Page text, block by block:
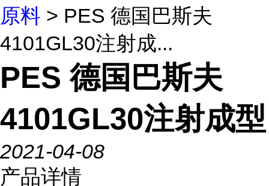
原料 > PES 德国巴斯夫
4101GL30注射成...
PES 德国巴斯夫
4101GL30注射成型
2021-04-08
产品详情